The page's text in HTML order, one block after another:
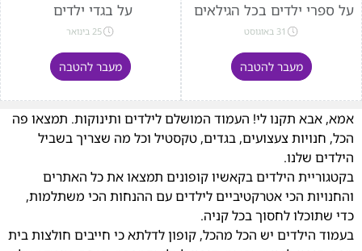
על ספרי ילדים בכל הגילאים
31 באוגוסט
מעבר להטבה
על בגדי ילדים
25 בינואר
מעבר להטבה
אמא, אבא תקנו לי! העמוד המושלם לילדים ותינוקות. תמצאו פה
הכל, חנויות צעצועים, בגדים, טקסטיל וכל מה שצריך בשביל
הילדים שלנו.
בקטגוריית הילדים בקאשיו קופונים תמצאו את כל האתרים
והחנויות הכי אטרקטיביים לילדים עם ההנחות הכי משתלמות,
כדי שתוכלו לחסוך בכל קניה.
בעמוד הילדים יש הכל מהכל, קופון לדלתא כי חייבים חולצות בית